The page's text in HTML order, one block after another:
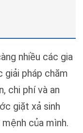
nhiều các gia
giải pháp chăm
chi phí và an
giặt xả sinh
của mình.